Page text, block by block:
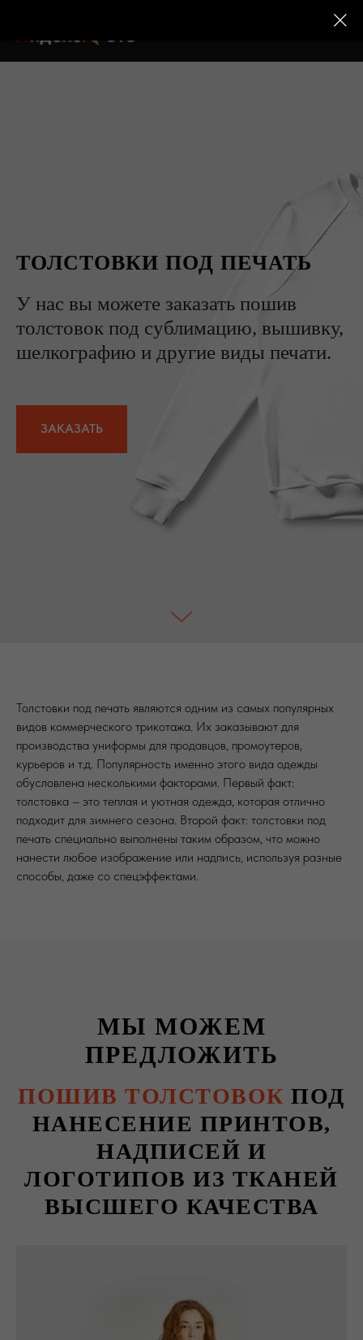
ТОЛСТОВКИ ПОД ПЕЧАТЬ
У нас вы можете заказать пошив
толстовок под сублимацию, вышивку,
шелкографию и другие виды печати.
ЗАКАЗАТЬ
Толстовки под печать являются одним из самых популярных
видов коммерческого трикотажа. Их заказывают для
производства униформы для продавцов, промоутеров,
курьеров и т.д. Популярность именно этого вида одежды
обусловлена несколькими факторами. Первый факт:
толстовка – это теплая и уютная одежда, которая отлично
подходит для зимнего сезона. Второй факт: толстовки под
печать специально выполнены таким образом, что можно
нанести любое изображение или надпись, используя разные
способы, даже со спецэффектами.
МЫ МОЖЕМ
ПРЕДЛОЖИТЬ
ПОШИВ ТОЛСТОВОКПОД
НАНЕСЕНИЕ ПРИНТОВ,
НАДПИСЕЙ И
ЛОГОТИПОВ ИЗ ТКАНЕЙ
ВЫСШЕГО КАЧЕСТВА